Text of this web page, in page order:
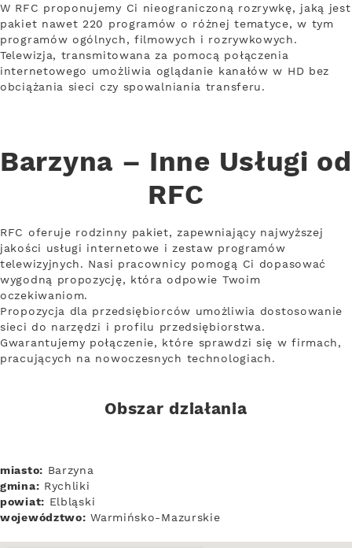
W RFC proponujemy Ci nieograniczoną rozrywkę, jaką jest
pakiet nawet 220 programów o różnej tematyce, w tym
programów ogólnych, filmowych i rozrywkowych.
Telewizja, transmitowana za pomocą połączenia
internetowego umożliwia oglądanie kanałów w HD bez
obciążania sieci czy spowalniania transferu.
Barzyna – Inne Usługi od
RFC
RFC oferuje rodzinny pakiet, zapewniający najwyższej
jakości usługi internetowe i zestaw programów
telewizyjnych. Nasi pracownicy pomogą Ci dopasować
wygodną propozycję, która odpowie Twoim
oczekiwaniom.
Propozycja dla przedsiębiorców umożliwia dostosowanie
sieci do narzędzi i profilu przedsiębiorstwa.
Gwarantujemy połączenie, które sprawdzi się w firmach,
pracujących na nowoczesnych technologiach.
Obszar działania
miasto: Barzyna
gmina: Rychliki
powiat: Elbląski
województwo: Warmińsko-Mazurskie